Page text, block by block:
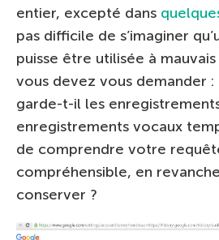
entier, excepté dans
pas difficile de s’imaginer
puisse être utilisée à
vous devez vous demander
garde-t-il les
enregistrements vocaux
de comprendre votre
compréhensible, en
conserver ?